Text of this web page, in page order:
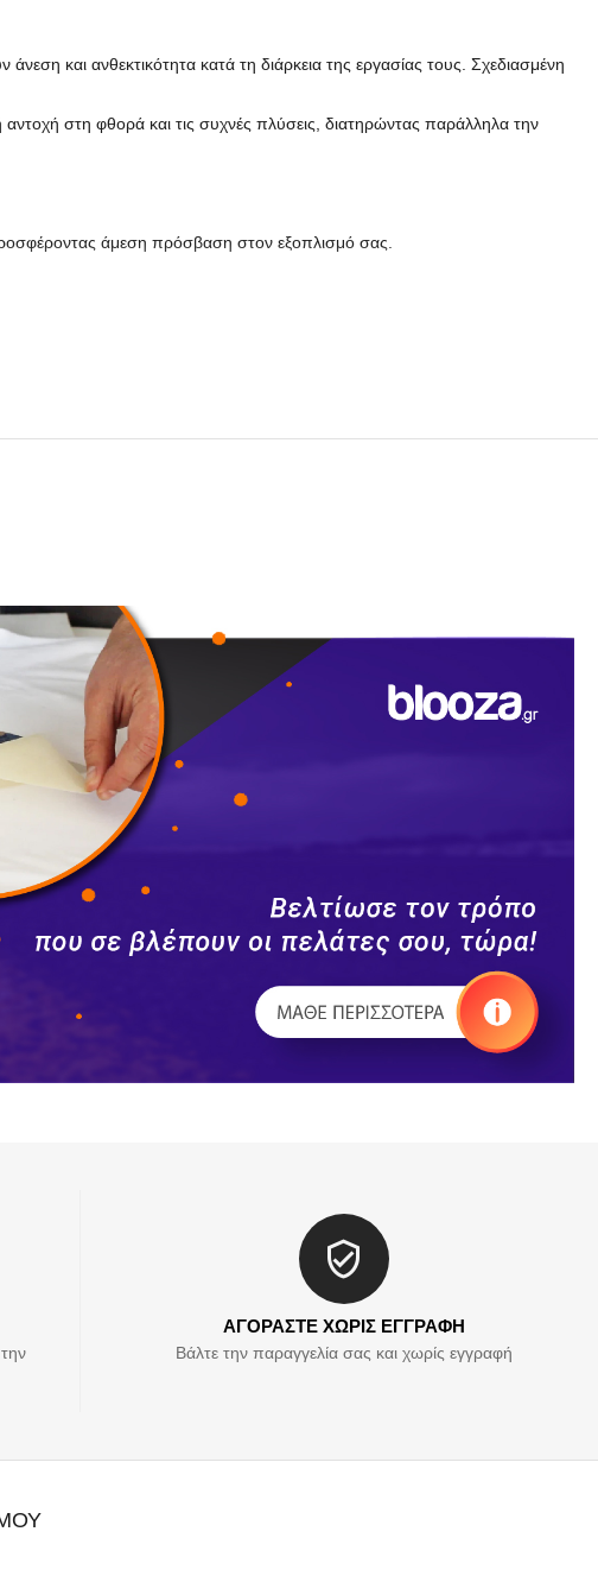
και ανθεκτικότητα κατά τη διάρκεια της εργασίας τους. Σχεδιασμένη
στη φθορά και τις συχνές πλύσεις, διατηρώντας παράλληλα την
άμεση πρόσβαση στον εξοπλισμό σας.
εμφάνιση με την υψηλή παραγωγικότητα.
ΑΓΟΡΑΣΤΕ ΧΩΡΙΣ ΕΓΓΡΑΦΗ
Βάλτε την παραγγελία σας και χωρίς εγγραφή